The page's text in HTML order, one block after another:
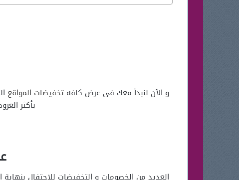
و الآن لنبدأ معك فى عرض كافةتخفيضات المواقع
بأكثر